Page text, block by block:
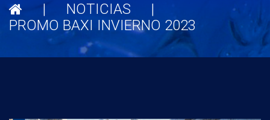
| NOTICIAS
|
PROMO BAXI INVIERNO 2023